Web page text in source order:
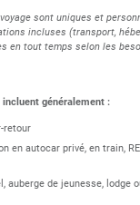
sont uniques et
incluses (transport,
en tout temps selon les
généralement :
retour
en autocar privé, en train,
auberge de jeunesse, lodge